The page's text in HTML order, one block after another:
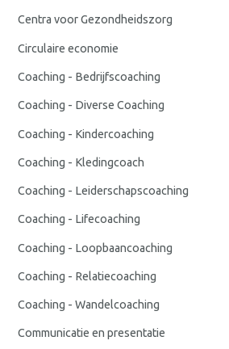
Centra voor Gezondheidszorg
Circulaire economie
Coaching - Bedrijfscoaching
Coaching - Diverse Coaching
Coaching - Kindercoaching
Coaching - Kledingcoach
Coaching - Leiderschapscoaching
Coaching - Lifecoaching
Coaching - Loopbaancoaching
Coaching - Relatiecoaching
Coaching - Wandelcoaching
Communicatie en presentatie